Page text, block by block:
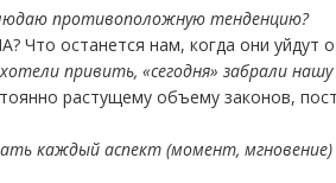
противоположную тенденцию?
Что останется нам, когда они уйдут
привить, «сегодня» забрали
растущему объему законов,
каждый аспект (момент,